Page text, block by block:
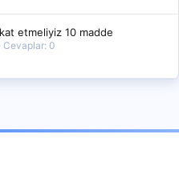
etmeliyiz 10 madde
Cevaplar: 0